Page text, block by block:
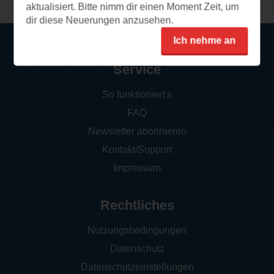
aktualisiert. Bitte nimm dir einen Moment Zeit, um
dir diese Neuerungen anzusehen.
Ich nehme an
Service
So funktioniert‘s
FAQ
Newsletter abonnieren
Kontakt/Support
Impressum
Rechtliches
Nutzungsbedingungen
Datenschutz
Datenschutzeinstellungen